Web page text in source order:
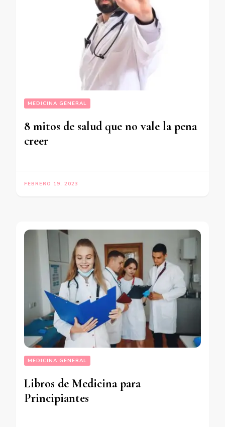
MEDICINA GENERAL
8 mitos de salud que no vale la pena
creer
FEBRERO 19, 2023
MEDICINA GENERAL
Libros de Medicina para
Principiantes